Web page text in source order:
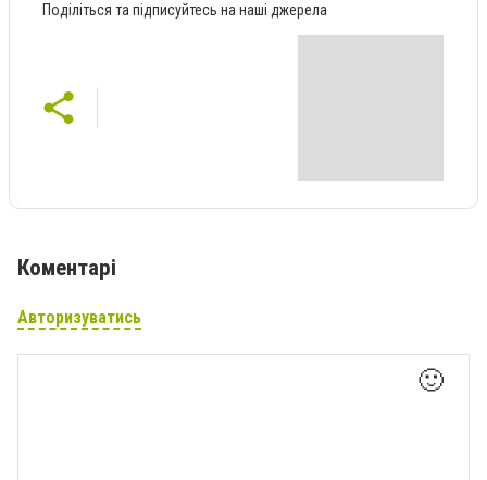
Поділіться та підписуйтесь на наші джерела
Коментарі
Авторизуватись
🙂